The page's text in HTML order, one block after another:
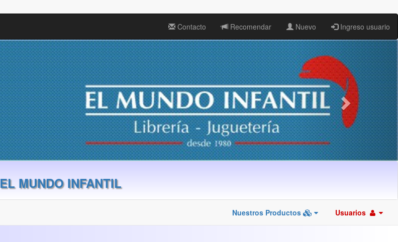
Contacto Recomendar Nuevo Ingreso usuario
EL MUNDO INFANTIL
Nuestros Productos Usuarios